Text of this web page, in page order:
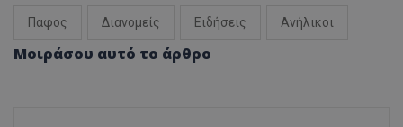
Παφος Διανομείς Ειδήσεις Ανήλικοι
Μοιράσου αυτό το άρθρο